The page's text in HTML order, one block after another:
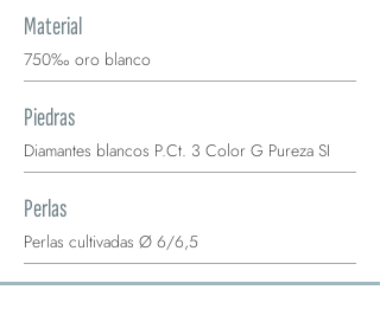
Material
750‰ oro blanco
Piedras
Diamantes blancos P.Ct. 3 Color G Pureza SI
Perlas
Perlas cultivadas Ø 6/6,5